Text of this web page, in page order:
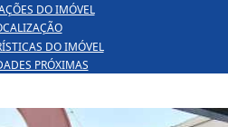
DO IMÓVEL
DO IMÓVEL
PRÓXIMAS